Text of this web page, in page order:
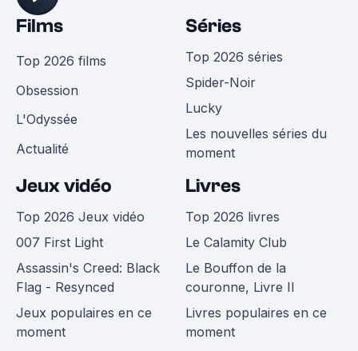
Films
Top 2026 films
Obsession
L'Odyssée
Actualité
Séries
Top 2026 séries
Spider-Noir
Lucky
Les nouvelles séries du
moment
Jeux vidéo
Top 2026 Jeux vidéo
007 First Light
Assassin's Creed: Black
Flag - Resynced
Jeux populaires en ce
moment
Livres
Top 2026 livres
Le Calamity Club
Le Bouffon de la
couronne, Livre II
Livres populaires en ce
moment